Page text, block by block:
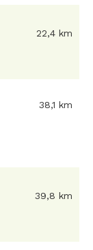
22,4 km
38,1 km
39,8 km